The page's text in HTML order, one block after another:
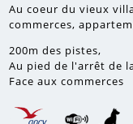
Au coeur du vieux
commerces,
200m des pistes
Au pied de l'arrêt de
Face aux commerces